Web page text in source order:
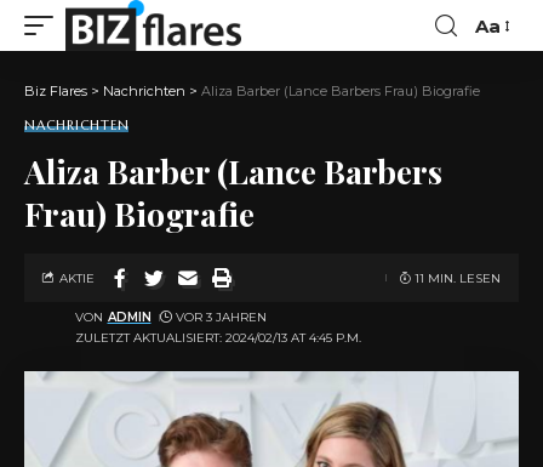
Aa
Biz Flares > Nachrichten > Aliza Barber (Lance Barbers Frau) Biografie
NACHRICHTEN
Aliza Barber (Lance Barbers
Frau) Biografie
ZULETZT AKTUALISIERT: 2024/02/13 AT 4:45 P.M.
VON ADMIN VOR 3 JAHREN
AKTIE 11 MIN. LESEN